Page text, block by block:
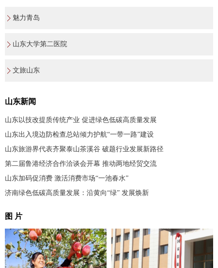
魅力青岛
山东大学第二医院
文旅山东
山东新闻
山东以技改提质传统产业 促进绿色低碳高质量发展
山东出入境边防检查总站倾力护航“一带一路”建设
山东旅游界代表齐聚泰山茶溪谷 破题行业发展新路径
第二届鲁港经济合作洽谈会开幕 推动两地经贸交流
山东加码促消费 激活消费市场“一池春水”
济南绿色低碳高质量发展：沿黄向“绿” 发展焕新
图 片